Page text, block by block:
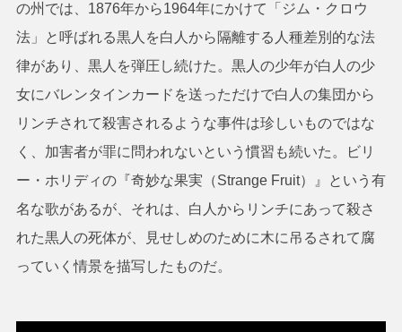
の州では、1876年から1964年にかけて「ジム・クロウ
法」と呼ばれる黒人を白人から隔離する人種差別的な法
律があり、黒人を弾圧し続けた。黒人の少年が白人の少
女にバレンタインカードを送っただけで白人の集団から
リンチされて殺害されるような事件は珍しいものではな
く、加害者が罪に問われないという慣習も続いた。ビリ
ー・ホリディの『奇妙な果実（Strange Fruit）』という有
名な歌があるが、それは、白人からリンチにあって殺さ
れた黒人の死体が、見せしめのために木に吊るされて腐
っていく情景を描写したものだ。